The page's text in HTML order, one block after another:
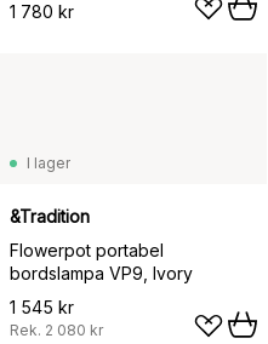
1 780 kr
I lager
&Tradition
Flowerpot portabel
bordslampa VP9, Ivory
1 545 kr
Rek. 2 080 kr